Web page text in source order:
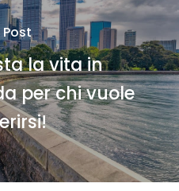
Post
la vita in
per chi vuole